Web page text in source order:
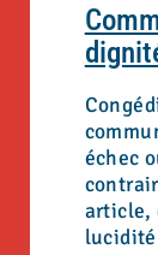
échec
article,
lucidité